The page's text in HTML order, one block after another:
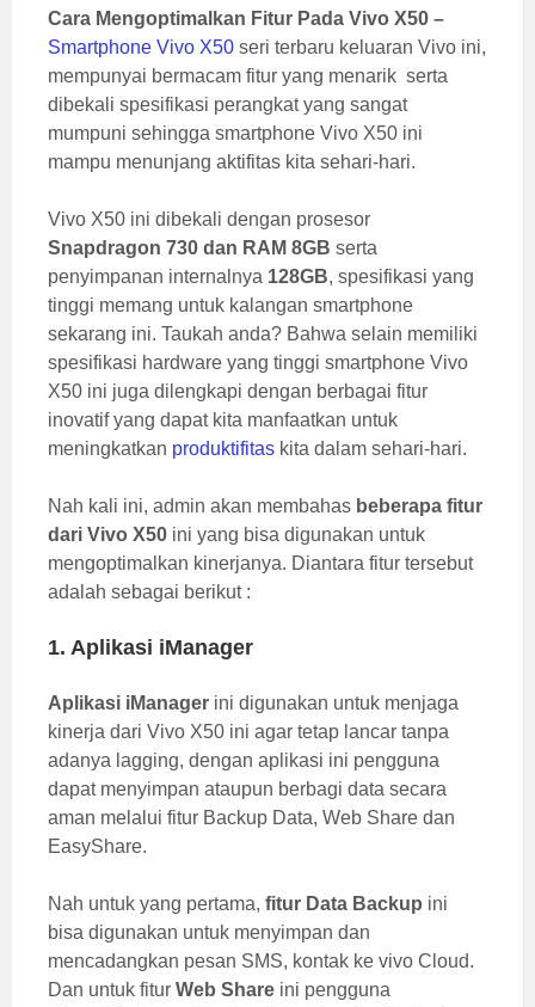
Cara Mengoptimalkan Fitur Pada Vivo X50 –
Smartphone Vivo X50 seri terbaru keluaran Vivo ini,
mempunyai bermacam fitur yang menarik serta
dibekali spesifikasi perangkat yang sangat
mumpuni sehingga smartphone Vivo X50 ini
mampu menunjang aktifitas kita sehari-hari.
Vivo X50 ini dibekali dengan prosesor
Snapdragon 730 dan RAM 8GB serta
penyimpanan internalnya 128GB, spesifikasi yang
tinggi memang untuk kalangan smartphone
sekarang ini. Taukah anda? Bahwa selain memiliki
spesifikasi hardware yang tinggi smartphone Vivo
X50 ini juga dilengkapi dengan berbagai fitur
inovatif yang dapat kita manfaatkan untuk
meningkatkan produktifitas kita dalam sehari-hari.
Nah kali ini, admin akan membahas beberapa fitur
dari Vivo X50 ini yang bisa digunakan untuk
mengoptimalkan kinerjanya. Diantara fitur tersebut
adalah sebagai berikut :
1. Aplikasi iManager
Aplikasi iManager ini digunakan untuk menjaga
kinerja dari Vivo X50 ini agar tetap lancar tanpa
adanya lagging, dengan aplikasi ini pengguna
dapat menyimpan ataupun berbagi data secara
aman melalui fitur Backup Data, Web Share dan
EasyShare.
Nah untuk yang pertama, fitur Data Backup ini
bisa digunakan untuk menyimpan dan
mencadangkan pesan SMS, kontak ke vivo Cloud.
Dan untuk fitur Web Share ini pengguna